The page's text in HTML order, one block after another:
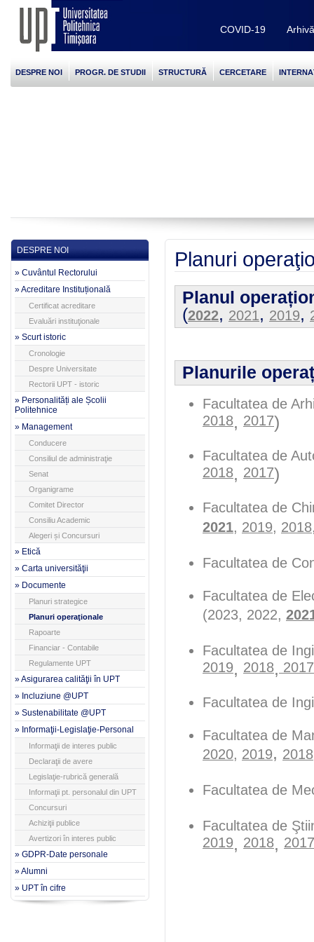
COVID-19
DESPRE NOI PROGR. DE STUDII STRUCTURĂ CERCETARE
DESPRE NOI
» Cuvântul Rectorului
» Acreditare Instituțională
Certificat acreditare
Evaluări instituţionale
» Scurt istoric
Cronologie
Despre Universitate
Rectorii UPT - istoric
» Personalități ale Școlii
Politehnice
» Management
Conducere
Consiliul de administraţie
Senat
Organigrame
Comitet Director
Consiliu Academic
Alegeri și Concursuri
» Etică
» Carta universităţii
» Documente
Planuri strategice
Planuri operaţionale
Rapoarte
Financiar - Contabile
Regulamente UPT
» Asigurarea calităţii în UPT
» Incluziune @UPT
» Sustenabilitate @UPT
» Informaţii-Legislaţie-Personal
Informaţii de interes public
Declaraţii de avere
Legislaţie-rubrică generală
Informaţii pt. personalul din UPT
Concursuri
Achiziţii publice
Avertizori în interes public
» GDPR-Date personale
» Alumni
» UPT în cifre
Planuri
Planul
(2022, 2021, 2019,
Planurile
Facultatea de
2018
2017)
Facultatea de
2018
2017)
Facultatea de
2021, 2019,
Facultatea de
Facultatea de
(2023, 2022,
Facultatea de
2019
2018 2017
Facultatea de
Facultatea de
2020, 2019, 2018
Facultatea de
Facultatea de
2019
2018 2017